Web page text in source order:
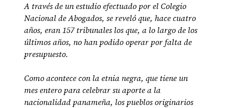
A través de un estudio efectuado por el Colegio
Nacional de Abogados, se reveló que, hace cuatro
años, eran 157 tribunales los que, a lo largo de los
últimos años, no han podido operar por falta de
presupuesto.
Como acontece con la etnia negra, que tiene un
mes entero para celebrar su aporte a la
nacionalidad panameña, los pueblos originarios